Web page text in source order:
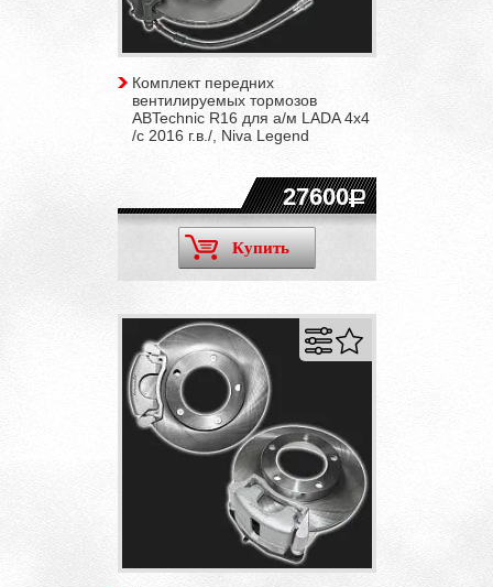
Комплект передних
вентилируемых тормозов
ABTechnic R16 для а/м LADA 4x4
/с 2016 г.в./, Niva Legend
27600
Купить